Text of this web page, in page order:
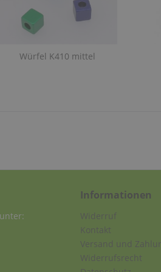
Würfel K410 mittel
Informationen
Widerruf
Kontakt
Versand und
Widerrufsrecht